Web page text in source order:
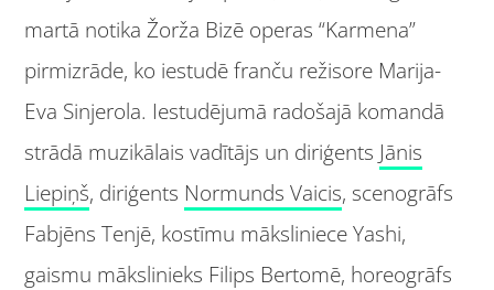
martā notika Žorža Bizē operas “Karmena”
pirmizrāde, ko iestudē franču režisore Marija-
Eva Sinjerola. Iestudējumā radošajā komandā
strādā muzikālais vadītājs un diriģents Jānis
Liepiņš, diriģents Normunds Vaicis, scenogrāfs
Fabjēns Tenjē, kostīmu māksliniece Yashi,
gaismu mākslinieks Filips Bertomē, horeogrāfs